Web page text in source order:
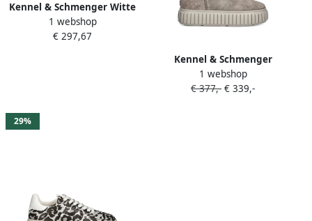
Kennel & Schmenger Witte
en Grijze Sneaker met Hoge
Rubberen Zool Gray Dames
1 webshop
€ 297,67
Kennel & Schmenger
Laarzen met plateauzool en
lammy voering Grijs
1 webshop
€ 377,- € 339,-
29%